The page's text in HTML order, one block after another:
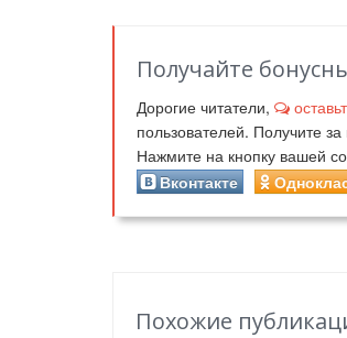
Получайте
Дорогие читатели,
пользователей. Получите
Нажмите на кнопку вашей
Вконтакте
Похожие